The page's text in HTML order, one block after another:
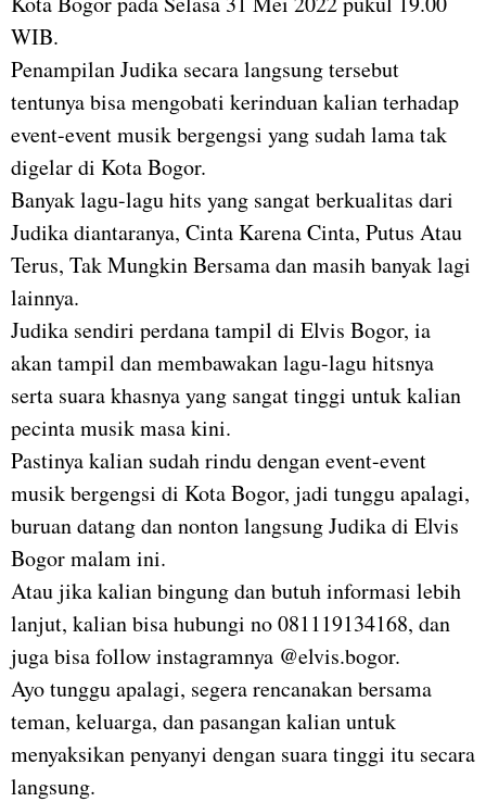
WIB.
Penampilan Judika secara langsung tersebut
tentunya bisa mengobati kerinduan kalian terhadap
event-event musik bergengsi yang sudah lama tak
digelar di Kota Bogor.
Banyak lagu-lagu hits yang sangat berkualitas dari
Judika diantaranya, Cinta Karena Cinta, Putus Atau
Terus, Tak Mungkin Bersama dan masih banyak lagi
lainnya.
Judika sendiri perdana tampil di Elvis Bogor, ia
akan tampil dan membawakan lagu-lagu hitsnya
serta suara khasnya yang sangat tinggi untuk kalian
pecinta musik masa kini.
Pastinya kalian sudah rindu dengan event-event
musik bergengsi di Kota Bogor, jadi tunggu apalagi,
buruan datang dan nonton langsung Judika di Elvis
Bogor malam ini.
Atau jika kalian bingung dan butuh informasi lebih
lanjut, kalian bisa hubungi no 081119134168, dan
juga bisa follow instagramnya @elvis.bogor.
Ayo tunggu apalagi, segera rencanakan bersama
teman, keluarga, dan pasangan kalian untuk
menyaksikan penyanyi dengan suara tinggi itu secara
langsung.